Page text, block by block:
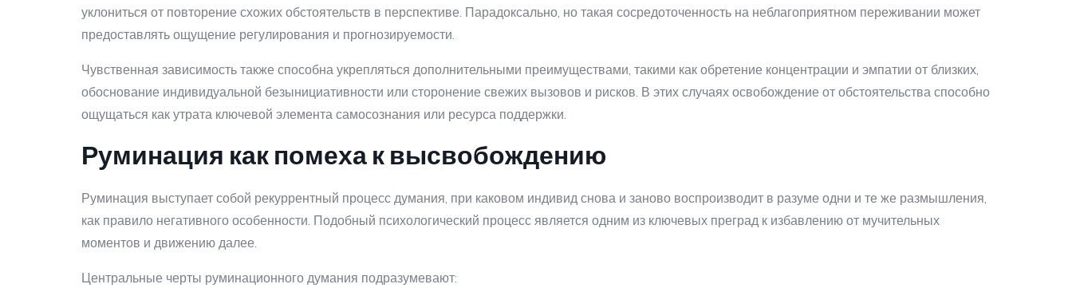
уклониться от повторение схожих обстоятельств в перспективе. Парадоксально, но такая сосредоточенность на неблагоприятном переживании может
предоставлять ощущение регулирования и прогнозируемости.
Чувственная зависимость также способна укрепляться дополнительными преимуществами, такими как обретение концентрации и эмпатии от близких,
обоснование индивидуальной безынициативности или сторонение свежих вызовов и рисков. В этих случаях освобождение от обстоятельства способно
ощущаться как утрата ключевой элемента самосознания или ресурса поддержки.
Руминация как помеха к высвобождению
Руминация выступает собой рекуррентный процесс думания, при каковом индивид снова и заново воспроизводит в разуме одни и те же размышления,
как правило негативного особенности. Подобный психологический процесс является одним из ключевых преград к избавлению от мучительных
моментов и движению далее.
Центральные черты руминационного думания подразумевают: